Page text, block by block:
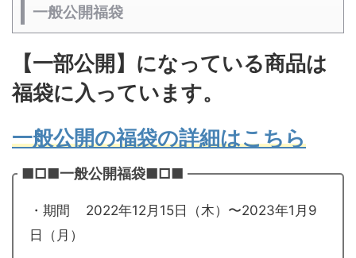
一般公開福袋
【一部公開】になっている商品は
福袋に入っています。
一般公開の福袋の詳細はこちら
■□■一般公開福袋■□■
・期間 2022年12月15日（木）〜2023年1月9
日（月）